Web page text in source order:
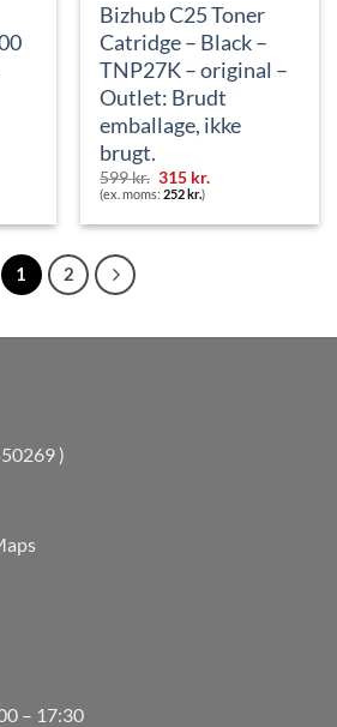
Bizhub C25 Toner
Catridge – Black –
TNP27K – original –
Outlet: Brudt
emballage, ikke
brugt.
599kr. Den
oprindelige
var:
315 kr.Den
er:
(ex. moms:252 kr.)
1 2
)
– 17:30